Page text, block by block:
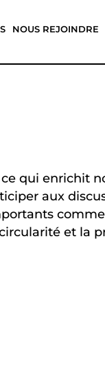
NOUS REJOINDRE